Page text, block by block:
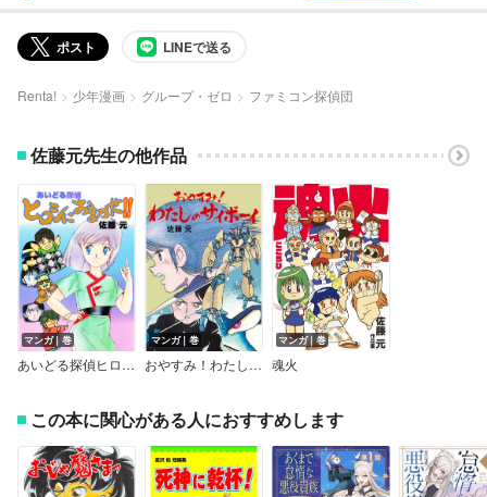
ポスト LINEで送る
Renta! 少年漫画 グループ・ゼロ ファミコン探偵団
佐藤元先生の他作品
マンガ｜巻
あいどる探偵ヒロシにおまかせ！！
マンガ｜巻
おやすみ！わたしのサイボーイ
マンガ｜巻
魂火
この本に関心がある人におすすめします